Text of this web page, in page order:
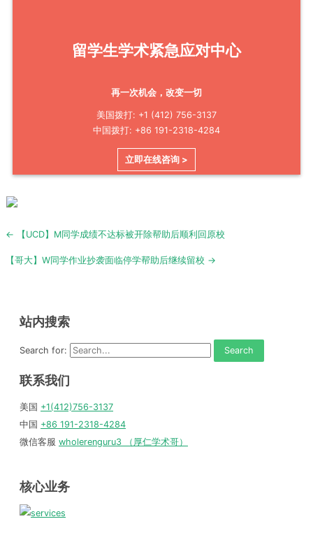
留学生学术紧急应对中心
再一次机会，改变一切
美国拨打: +1 (412) 756-3137
中国拨打: +86 191-2318-4284
立即在线咨询 >
Post
← 【UCD】M同学成绩不达标被开除帮助后顺利回原校
【哥大】W同学作业抄袭面临停学帮助后继续留校 →
站内搜索
Search for:
联系我们
美国 +1(412)756-3137
中国 +86 191-2318-4284
微信客服 wholerenguru3 （厚仁学术哥）
核心业务